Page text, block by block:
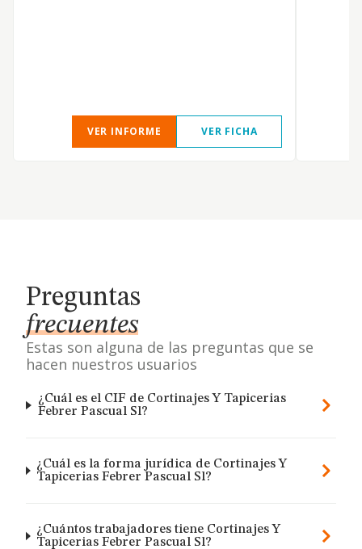
VER INFORME VER FICHA
Preguntas
frecuentes
Estas son alguna de las preguntas que se
hacen nuestros usuarios
¿Cuál es el CIF de Cortinajes Y Tapicerias
Febrer Pascual Sl?
¿Cuál es la forma jurídica de Cortinajes Y
Tapicerias Febrer Pascual Sl?
¿Cuántos trabajadores tiene Cortinajes Y
Tapicerias Febrer Pascual Sl?